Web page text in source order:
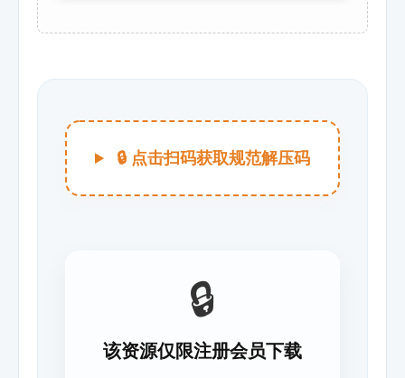
🔒 点击扫码获取规范解压码
🔒
该资源仅限注册会员下载